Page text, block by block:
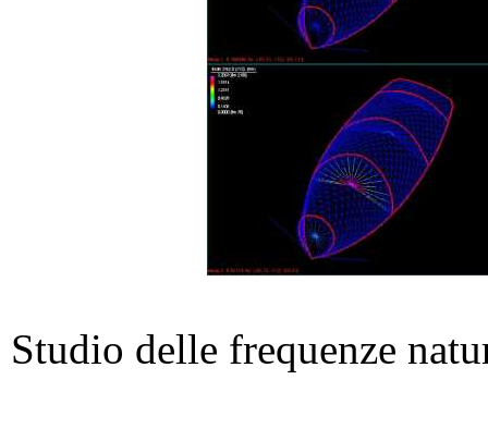
Studio delle frequenze